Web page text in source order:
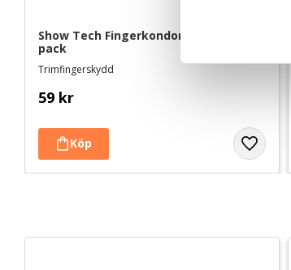
s
Show Tech Fingerkondomer large 100-
pack
Trimfingerskydd
59 kr